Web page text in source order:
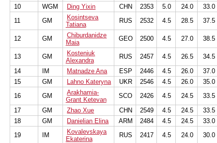
10
WGM Ding Yixin CHN 2353 5.0 24.0
33.0
11
GM
Kosintseva
Tatiana
RUS 2532 4.5 28.5 37.5
12 GM
Chiburdanidze
Maia
GEO 2500 4.5 27.0 38.5
13 GM
Kosteniuk
Alexandra
RUS 2457 4.5 26.5
34.5
14
IM Matnadze Ana ESP 2446 4.5 26.0
37.0
15
GM Lahno Kateryna UKR 2546 4.5 26.0
35.0
16
GM
Arakhamia-
Grant Ketevan
SCO 2426 4.5 24.5
33.5
17
GM Zhao Xue CHN 2549 4.5 24.5
33.5
18
GM Danielian Elina ARM 2484 4.5 24.5
33.0
19
IM
Kovalevskaya
Ekaterina
RUS 2417 4.5 24.0 30.0